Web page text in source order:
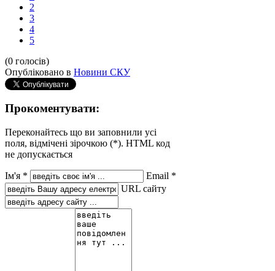
2
3
4
5
(0 голосів)
Опубліковано в Новини СКУ
Прокоментувати:
Переконайтесь що ви заповнили усі
поля, відмічені зірочкою (*). HTML код
не допускається
Ім'я *
Email *
URL сайту